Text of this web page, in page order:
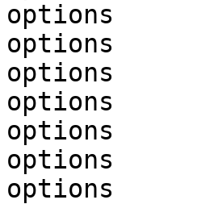
options
options
options
options
options
options
options